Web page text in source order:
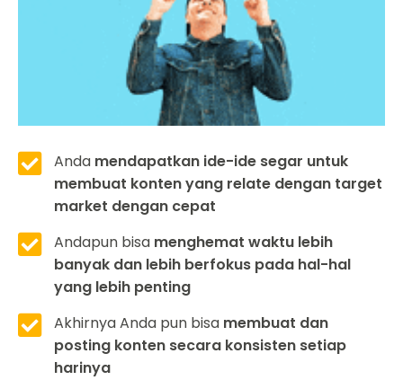
Anda mendapatkan ide-ide segar untuk
membuat konten yang relate dengan target
market dengan cepat
Andapun bisa menghemat waktu lebih
banyak dan lebih berfokus pada hal-hal
yang lebih penting
Akhirnya Anda pun bisa membuat dan
posting konten secara konsisten setiap
harinya